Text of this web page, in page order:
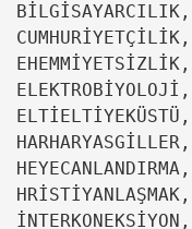
BİLGİSAYARCILIK,
ELTİELTİYEKÜSTÜ,